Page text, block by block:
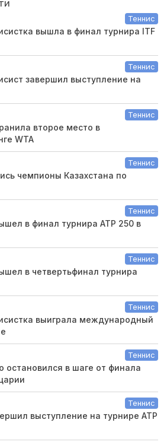
Теннис
вышла в финал турнира ITF
Теннис
завершил выступление на
Теннис
второе место в
WTA
Теннис
чемпионы Казахстана по
Теннис
в финал турнира ATP 250 в
Теннис
в четвертьфинал турнира
Теннис
выиграла международный
Теннис
остановился в шаге от финала
Теннис
выступление на турнире ATP